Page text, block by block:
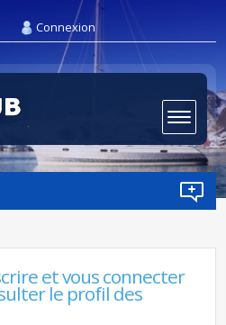
Connexion
et vous connecter
le profil des